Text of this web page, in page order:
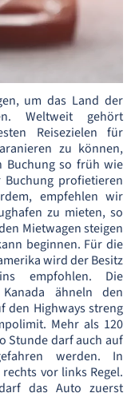
um das Land der
Weltweit gehört
Reisezielen für
zu können,
Buchung so früh wie
profietieren
empfehlen wir
zu mieten, so
Mietwagen steigen
beginnen. Für die
wird der Besitz
empfohlen. Die
ähneln den
den Highways streng
Mehr als 120
Stunde darf auch auf
werden. In
vor links Regel.
das Auto zuerst